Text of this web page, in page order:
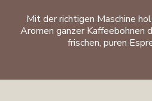
Mit der richtigen Maschine
Aromen ganzer Kaffeebohnen
frischen, puren